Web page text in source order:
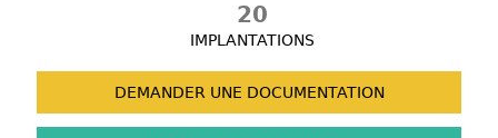
20
IMPLANTATIONS
DEMANDER UNE DOCUMENTATION